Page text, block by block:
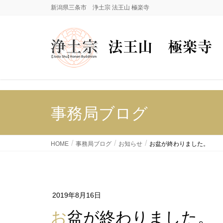
新潟県三条市 浄土宗 法王山 極楽寺
事務局ブログ
HOME 事務局ブログ お知らせ お盆が終わりました。
2019年8月16日
お盆が終わりました。